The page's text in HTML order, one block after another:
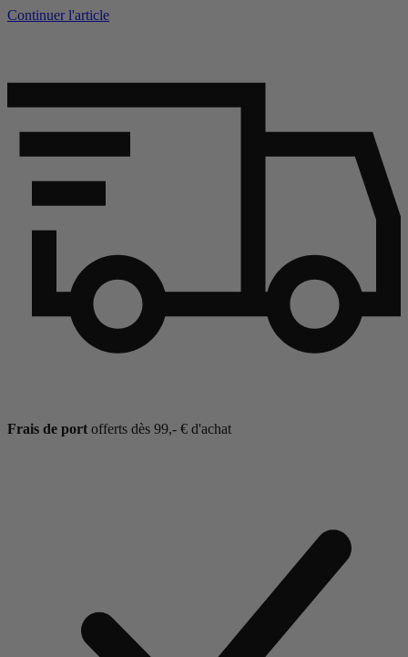
Continuer l'article
Frais de port offerts dès 99,- € d'achat